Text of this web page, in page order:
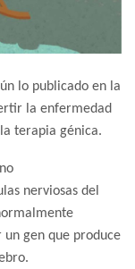
lo publicado en la
la enfermedad
terapia génica.
nerviosas del
un gen que produce